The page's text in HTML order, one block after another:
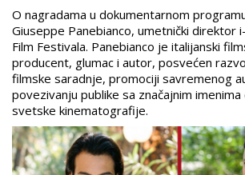
O nagradama u dokumentarnom
Giuseppe Panebianco, umetnički direktor
Film Festivala. Panebianco je italijanski
producent, glumac i autor, posvećen
filmske saradnje, promociji savremenog
povezivanju publike sa značajnim
svetske kinematografije.